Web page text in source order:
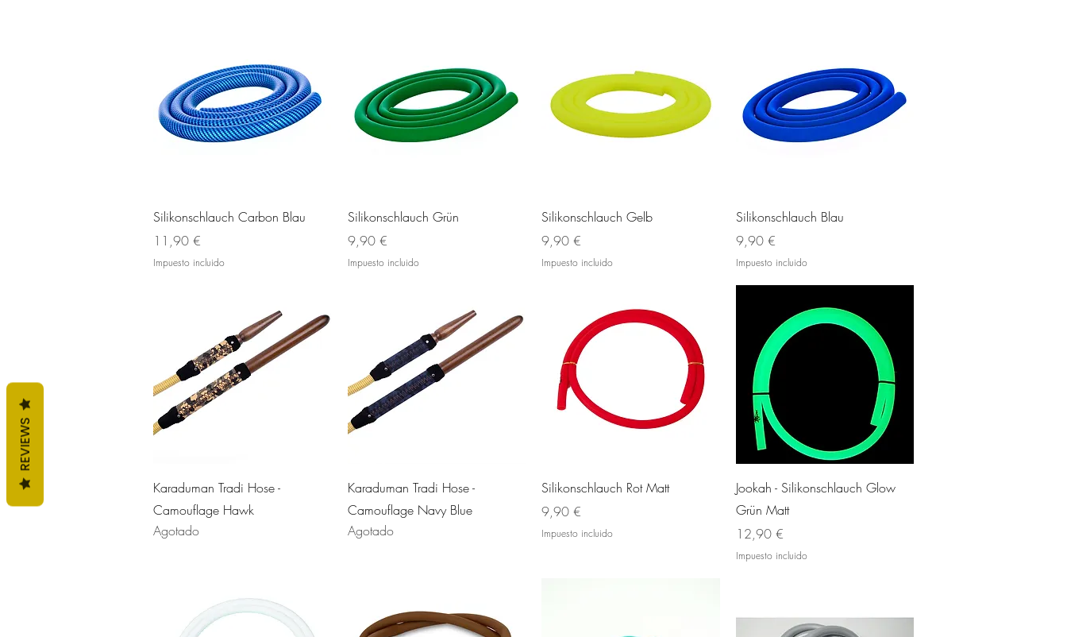
Vista rápida
Silikonschlauch Carbon Blau
Precio
11,90 €
Impuesto incluido
Vista rápida
Silikonschlauch Grün
Precio
9,90 €
Impuesto incluido
Vista rápida
Silikonschlauch Gelb
Precio
9,90 €
Impuesto incluido
Vista rápida
Silikonschlauch Blau
Precio
9,90 €
Impuesto incluido
Vista rápida
Karaduman Tradi Hose -
Camouflage Hawk
Agotado
Vista rápida
Karaduman Tradi Hose -
Camouflage Navy Blue
Agotado
Vista rápida
Silikonschlauch Rot Matt
Precio
9,90 €
Impuesto incluido
Vista rápida
Jookah - Silikonschlauch Glow
Grün Matt
Precio
12,90 €
Impuesto incluido
REVIEWS